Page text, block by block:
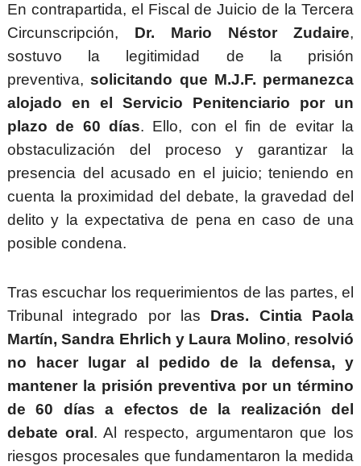
En contrapartida, el Fiscal de Juicio de la Tercera
Circunscripción, Dr. Mario Néstor Zudaire,
sostuvo la legitimidad de la prisión
preventiva,solicitando que M.J.F. permanezca
alojado en el Servicio Penitenciario por un
plazo de 60 días. Ello, con el fin de evitar la
obstaculización del proceso y garantizar la
presencia del acusado en el juicio; teniendo en
cuenta la proximidad del debate, la gravedad del
delito y la expectativa de pena en caso de una
posible condena.
Tras escuchar los requerimientos de las partes, el
Tribunal integrado por las Dras. Cintia Paola
Martín, Sandra Ehrlich y Laura Molino, resolvió
no hacer lugar al pedido de la defensa, y
mantener la prisión preventiva por un término
de 60 días a efectos de la realización del
debate oral . Al respecto, argumentaron que los
riesgos procesales que fundamentaron la medida